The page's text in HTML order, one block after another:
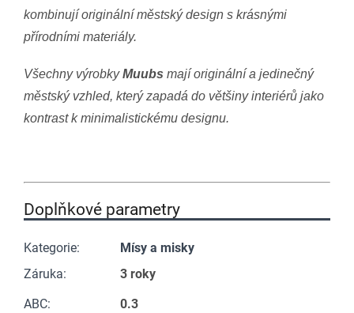
kombinují originální městský design s krásnými
přírodními materiály.
Všechny výrobkyMuubs mají originální a jedinečný
městský vzhled, který zapadá do většiny interiérů jako
kontrast k minimalistickému designu.
Doplňkové parametry
Kategorie:
Mísy a misky
Záruka:
3 roky
ABC:
0.3